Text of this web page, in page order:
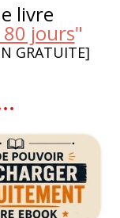
livre
jours"
GRATUITE]